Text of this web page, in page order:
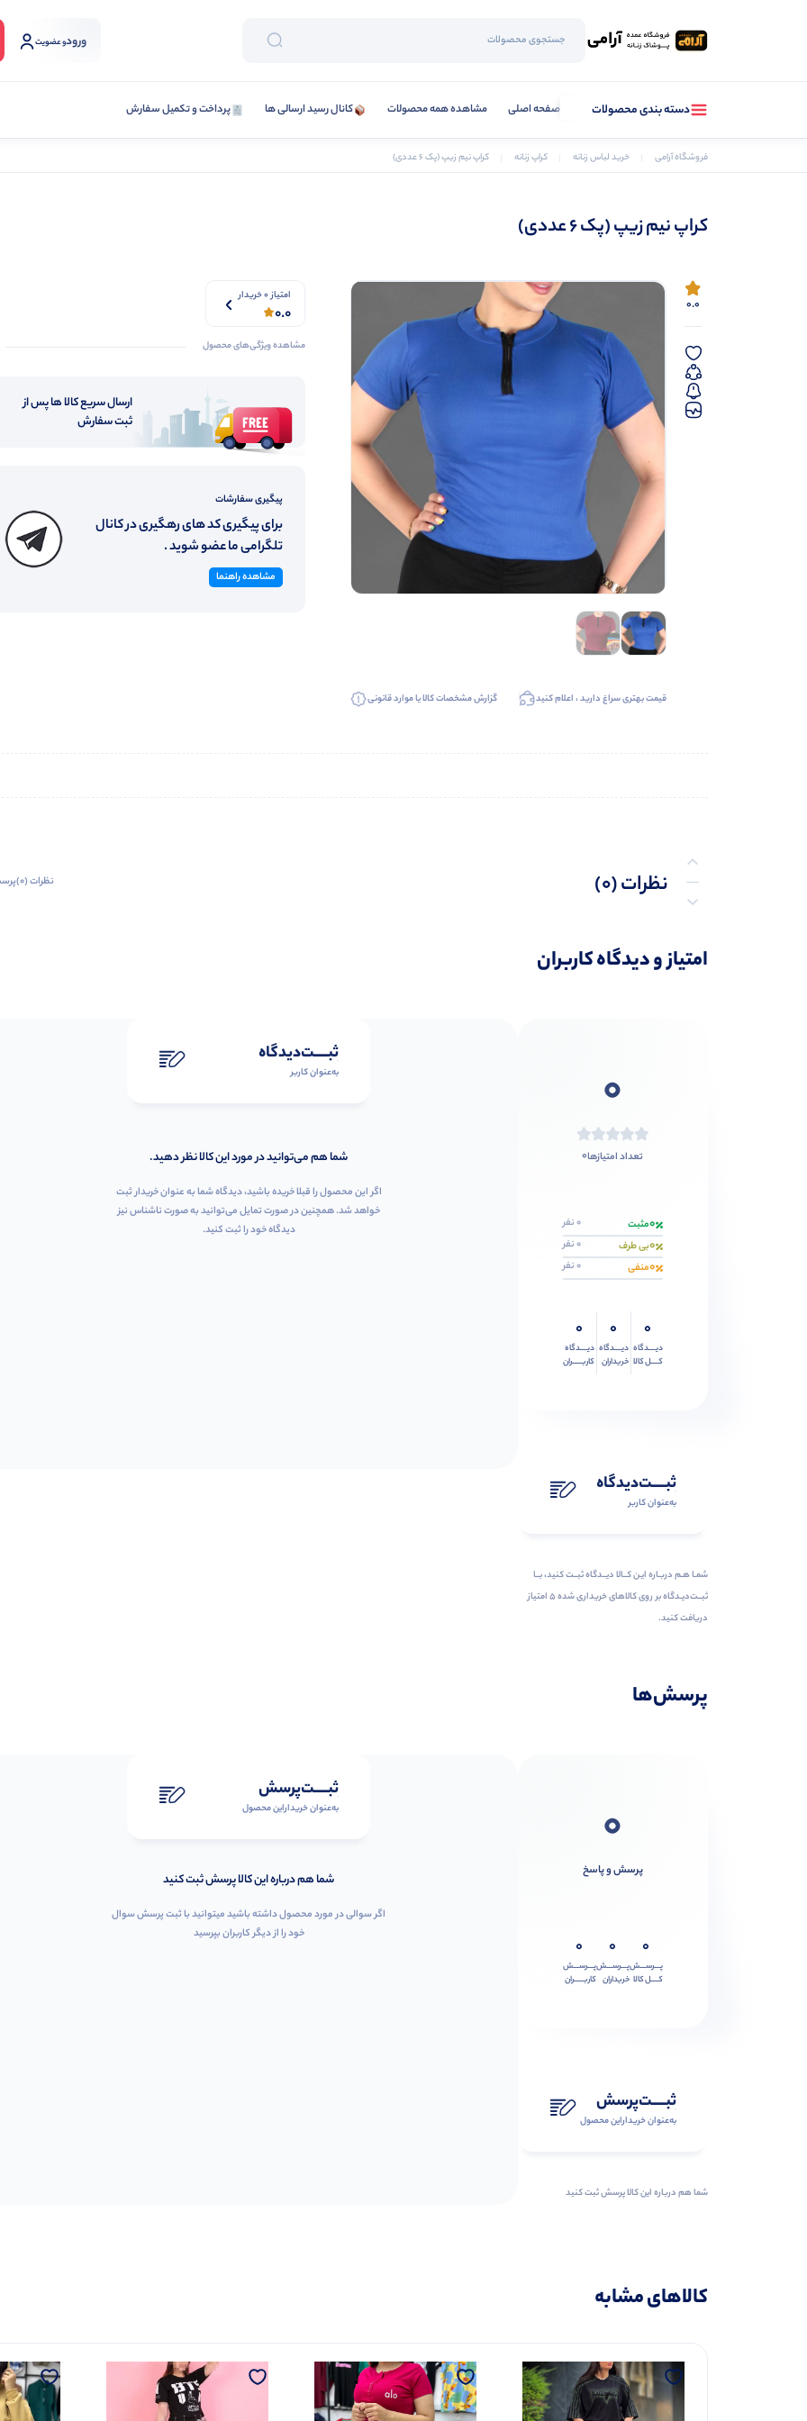
ورودو عضویت
دسته بندی محصولات صفحه اصلی مشاهده همه محصولات کانال رسید ارسالی ها پرداخت و تکمیل سفارش
فروشگاه آرامی خرید لباس زنانه کراپ زنانه کراپ نیم زیپ (پک 6 عددی)
کراپ نیم زیپ (پک 6 عددی)
0.0
قیمت بهتری سراغ دارید ، اعلام کنید گزارش مشخصات کالا یا موارد قانونی
امتیاز 0 خریدار
0.0
مشاهده ویژگی‌های محصول
ارسال سریع کالا ها پس از
ثبت سفارش
پیگیری سفارشات
برای پیگیری کد های رهگیری در کانال
تلگرامی ما عضو شوید .
مشاهده راهنما
نظرات (0)
نظرات (0)
امتیاز و دیدگاه کاربران
0
تعداد امتیازها0
0مثبت 0 نفر
0بی طرف 0 نفر
0منفی 0 نفر
0
دیــــدگاه
کــــل کالا
0
دیــــدگاه
خریداران
0
دیــــدگاه
کاربـــــران
ثبـــــت‌دیدگاه
به‌عنوان کاربر
شمـا هـم دربـاره ایـن کــالا دیــدگاه ثبــت کنید، بــا
ثبــت‌دیـدگاه بر روی کالاهای خریداری شده ۵ امتیاز
دریافت کنید.
ثبـــــت‌دیدگاه
به‌عنوان کاربر
شما هم می‌توانید در مورد این کالا نظر دهید.
اگر این محصول را قبلا خریده باشید، دیدگاه شما به عنوان خریدار ثبت
خواهد شد. همچنین در صورت تمایل می‌توانید به صورت ناشناس نیز
دیدگاه خود را ثبت کنید.
پرسش‌ها
0
پرسش و پاسخ
0
پـــرســـش
کــــل کالا
0
پـــرســـش
خریداران
0
پـــرســـش
کاربـــــران
ثبـــــت‌پرسش
به‌عنوان ‌خریدار‌این‌ محصول
شما هم درباره این کالا پرسش ثبت کنید
ثبـــــت‌پرسش
به‌عنوان ‌خریدار‌این‌ محصول
شما هم درباره این کالا پرسش ثبت کنید
اگر سوالی در مورد محصول داشته باشید میتوانید با ثبت پرسش سوال
خود را از دیگر کاربران بپرسید
کالاهای مشابه